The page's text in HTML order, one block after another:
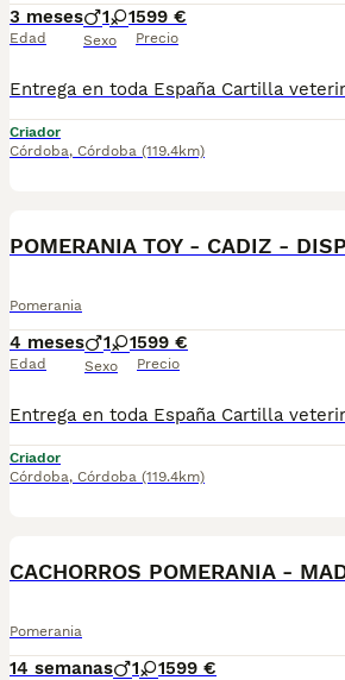
3 meses
Edad
1 1
Sexo
599 €
Precio
Criador
Córdoba, Córdoba (119.4km)
POMERANIA TOY - CADIZ -
Pomerania
4 meses
Edad
1 1
Sexo
599 €
Precio
Criador
Córdoba, Córdoba (119.4km)
CACHORROS POMERANIA -
Pomerania
14 semanas 1 1599 €